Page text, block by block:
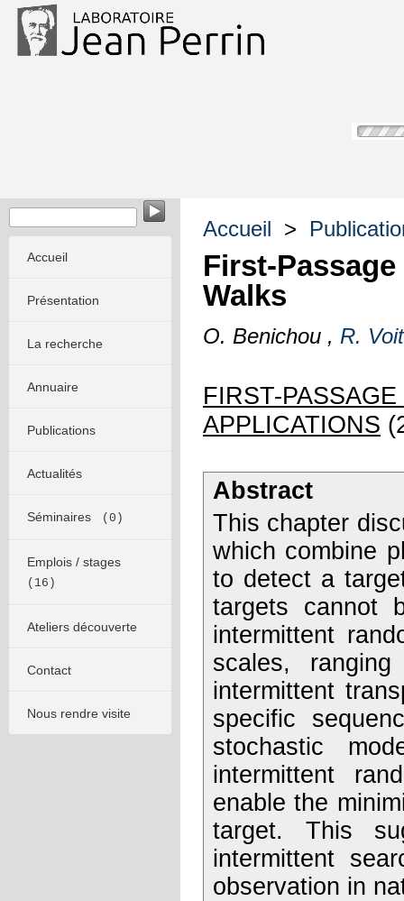
Accueil
Présentation
La recherche
Annuaire
Publications
Actualités
Séminaires (0)
Emplois / stages
(16)
Ateliers découverte
Contact
Nous rendre visite
Accueil >
First-
Walks
O. Benichou , R.
FIRST-
APPLICATIONS
Abstract
This chapter
which combine
to detect a
targets cannot
intermittent
scales,
intermittent
specific
stochastic
intermittent
enable the
target. This
intermittent
observation in